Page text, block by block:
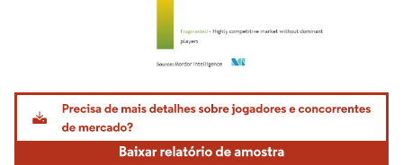
Imagem © Mordor Intelligence. O reuso requer atribuição conforme CC BY 4.0.